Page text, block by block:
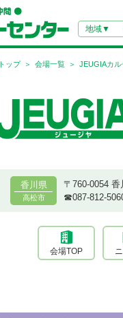
トップ 会場一覧 JEUGIAカ
香川県
高松市
〒760-0054
☎︎087-812-
会場TOP